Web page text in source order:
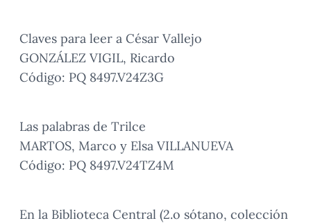
Claves para leer a César Vallejo
GONZÁLEZ VIGIL, Ricardo
Código: PQ 8497.V24Z3G
Las palabras de Trilce
MARTOS, Marco y Elsa VILLANUEVA
Código: PQ 8497.V24TZ4M
En la Biblioteca Central (2.o sótano, colección